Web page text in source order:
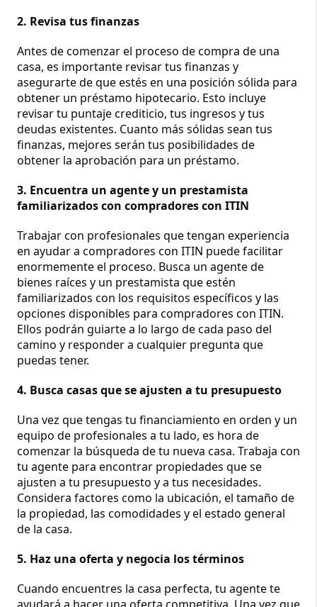
2. Revisa tus finanzas
Antes de comenzar el proceso de compra de una
casa, es importante revisar tus finanzas y
asegurarte de que estés en una posición sólida para
obtener un préstamo hipotecario. Esto incluye
revisar tu puntaje crediticio, tus ingresos y tus
deudas existentes. Cuanto más sólidas sean tus
finanzas, mejores serán tus posibilidades de
obtener la aprobación para un préstamo.
3. Encuentra un agente y un prestamista
familiarizados con compradores con ITIN
Trabajar con profesionales que tengan experiencia
en ayudar a compradores con ITIN puede facilitar
enormemente el proceso. Busca un agente de
bienes raíces y un prestamista que estén
familiarizados con los requisitos específicos y las
opciones disponibles para compradores con ITIN.
Ellos podrán guiarte a lo largo de cada paso del
camino y responder a cualquier pregunta que
puedas tener.
4. Busca casas que se ajusten a tu presupuesto
Una vez que tengas tu financiamiento en orden y un
equipo de profesionales a tu lado, es hora de
comenzar la búsqueda de tu nueva casa. Trabaja con
tu agente para encontrar propiedades que se
ajusten a tu presupuesto y a tus necesidades.
Considera factores como la ubicación, el tamaño de
la propiedad, las comodidades y el estado general
de la casa.
5. Haz una oferta y negocia los términos
Cuando encuentres la casa perfecta, tu agente te